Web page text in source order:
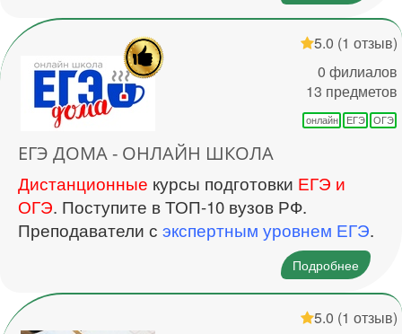
5.0 (1 отзыв)
0 филиалов
13 предметов
онлайн ЕГЭ ОГЭ
ЕГЭ ДОМА - ОНЛАЙН ШКОЛА
Дистанционные курсы подготовки ЕГЭ и
ОГЭ. Поступите в ТОП-10 вузов РФ.
Преподаватели с экспертным уровнем ЕГЭ.
Подробнее
5.0 (1 отзыв)